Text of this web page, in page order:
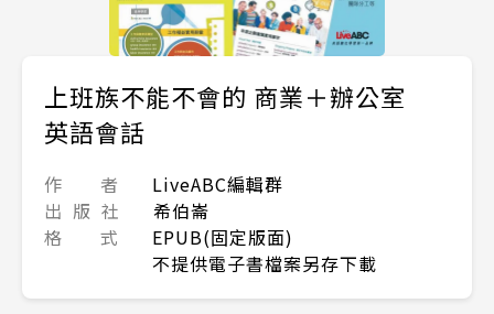
上班族不能不會的 商業＋辦公室
英語會話
作 者
LiveABC編輯群
出 版 社
希伯崙
格 式
EPUB(固定版面)
不提供電子書檔案另存下載